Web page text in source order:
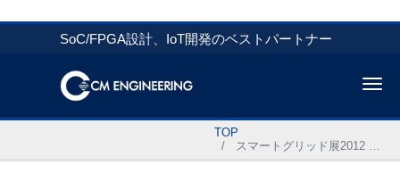
SoC/FPGA設計、IoT開発のベストパートナー
TOP
スマートグリッド展2012 出展のご案内